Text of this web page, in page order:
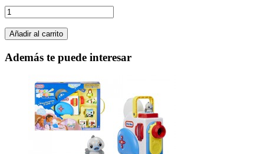
Añadir al carrito
Además te puede interesar